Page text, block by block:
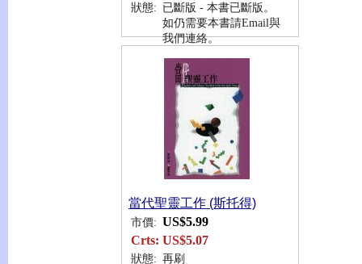
狀態: 已斷版 - 本書已斷版。
如仍需要本書請Email與
我們連絡。
當代聖靈工作 (斯托得)
市價: US$5.99
Crts: US$5.07
狀態: 再刷